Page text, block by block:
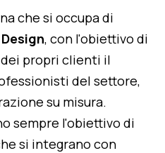
che si occupa di
, con l'obiettivo di
propri clienti il
del settore,
su misura.
sempre l'obiettivo di
si integrano con